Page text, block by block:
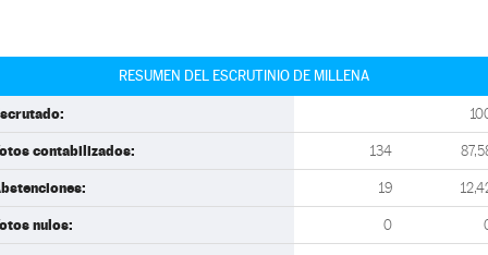
RESUMEN DEL ESCRUTINIO DE MILLENA
contabilizados: 134
19
nulos: 0